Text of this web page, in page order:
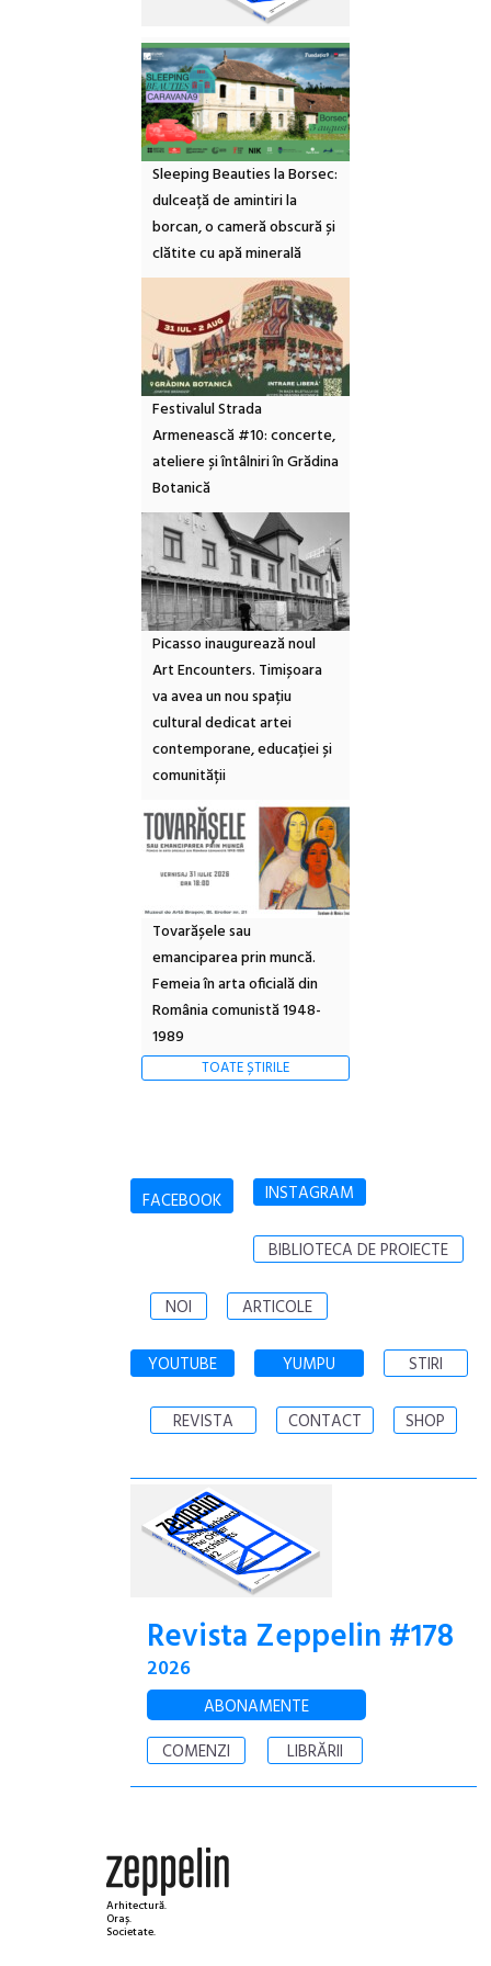
Sleeping Beauties la Borsec:
dulceață de amintiri la
borcan, o cameră obscură și
clătite cu apă minerală
Festivalul Strada
Armenească #10: concerte,
ateliere și întâlniri în Grădina
Botanică
Picasso inaugurează noul
Art Encounters. Timișoara
va avea un nou spațiu
cultural dedicat artei
contemporane, educației și
comunității
Tovarășele sau
emanciparea prin muncă.
Femeia în arta oficială din
România comunistă 1948-
1989
TOATE ȘTIRILE
FACEBOOK INSTAGRAM
BIBLIOTECA DE PROIECTE
NOI ARTICOLE
YOUTUBE YUMPU STIRI
REVISTA CONTACT SHOP
Revista Zeppelin #178
2026
ABONAMENTE
COMENZI
LIBRĂRII
Arhitectură.
Oraș.
Societate.